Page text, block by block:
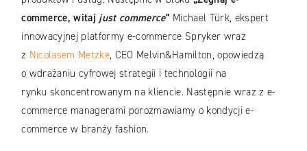
commerce, witaj just commerce” Michael Türk, ekspert
innowacyjnej platformy e-commerce Spryker wraz
z Nicolasem Metzke, CEO Melvin&Hamilton, opowiedzą
o wdrażaniu cyfrowej strategii i technologii na
rynku skoncentrowanym na kliencie. Następnie wraz z e-
commerce managerami porozmawiamy o kondycji e-
commerce w branży fashion.